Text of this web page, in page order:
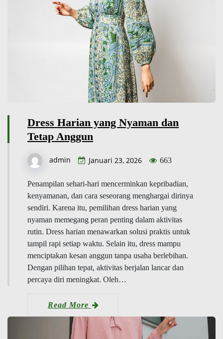
Dress Harian yang Nyaman dan
Tetap Anggun
admin Januari 23, 2026 663
Penampilan sehari-hari mencerminkan kepribadian,
kenyamanan, dan cara seseorang menghargai dirinya
sendiri. Karena itu, pemilihan dress harian yang
nyaman memegang peran penting dalam aktivitas
rutin. Dress harian menawarkan solusi praktis untuk
tampil rapi setiap waktu. Selain itu, dress mampu
menciptakan kesan anggun tanpa usaha berlebihan.
Dengan pilihan tepat, aktivitas berjalan lancar dan
percaya diri meningkat. Oleh…
Read More